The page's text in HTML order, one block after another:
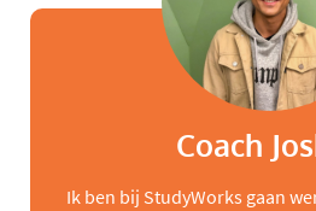
Coach
Ik ben bij StudyWorks gaan